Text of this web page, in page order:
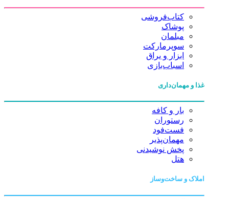
کتاب‌فروشی
پوشاک
مبلمان
سوپرمارکت
ابزار و یراق
اسباب‌بازی
غذا و مهمان‌داری
بار و کافه
رستوران
فست‌فود
مهمان‌پذیر
پخش نوشیدنی
هتل
املاک و ساخت‌وساز